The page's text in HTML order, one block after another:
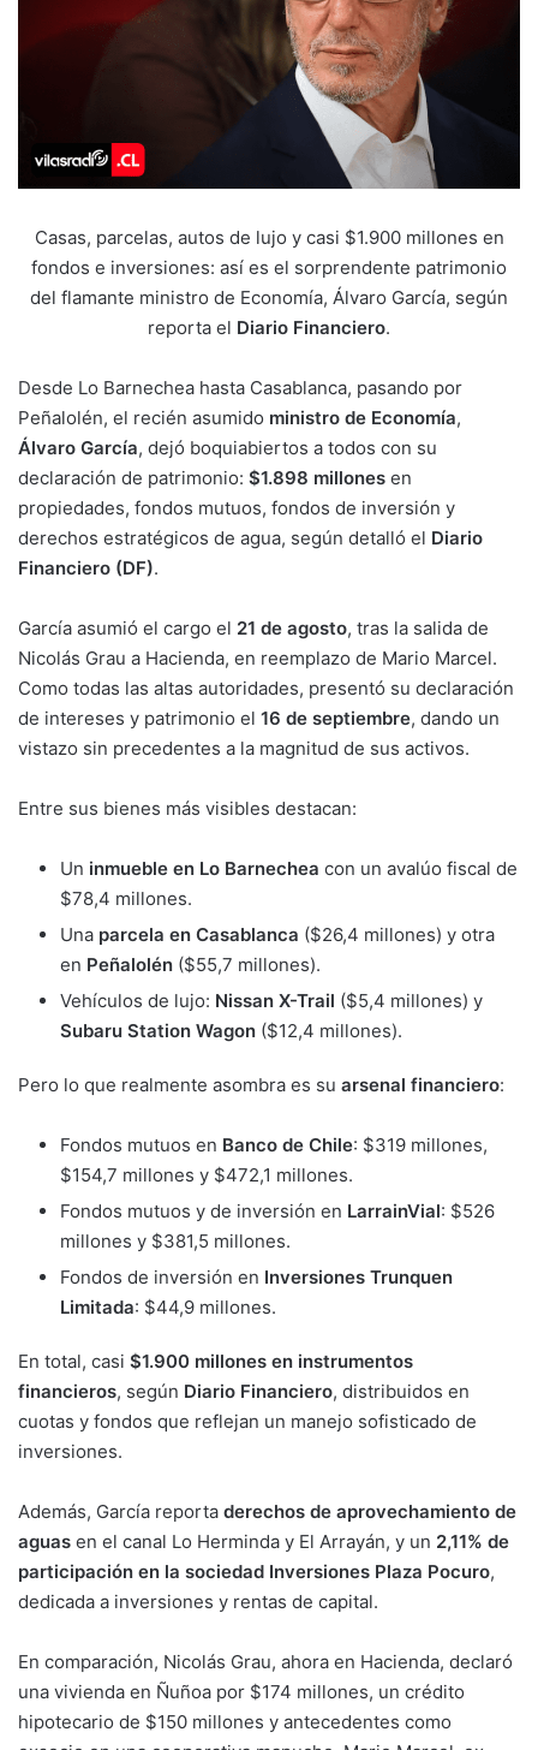
Casas, parcelas, autos de lujo y casi $1.900 millones en
fondos e inversiones: así es el sorprendente patrimonio
del flamante ministro de Economía, Álvaro García, según
reporta el Diario Financiero.
Desde Lo Barnechea hasta Casablanca, pasando por
Peñalolén, el recién asumido ministro de Economía,
Álvaro García, dejó boquiabiertos a todos con su
declaración de patrimonio: $1.898 millones en
propiedades, fondos mutuos, fondos de inversión y
derechos estratégicos de agua, según detalló el Diario
Financiero (DF).
García asumió el cargo el 21 de agosto, tras la salida de
Nicolás Grau a Hacienda, en reemplazo de Mario Marcel.
Como todas las altas autoridades, presentó su declaración
de intereses y patrimonio el 16 de septiembre, dando un
vistazo sin precedentes a la magnitud de sus activos.
Entre sus bienes más visibles destacan:
Un inmueble en Lo Barnechea con un avalúo fiscal de
$78,4 millones.
Una parcela en Casablanca ($26,4 millones) y otra
en Peñalolén ($55,7 millones).
Vehículos de lujo: Nissan X-Trail ($5,4 millones) y
Subaru Station Wagon ($12,4 millones).
Pero lo que realmente asombra es su arsenal financiero:
Fondos mutuos en Banco de Chile: $319 millones,
$154,7 millones y $472,1 millones.
Fondos mutuos y de inversión en LarrainVial: $526
millones y $381,5 millones.
Fondos de inversión en Inversiones Trunquen
Limitada: $44,9 millones.
En total, casi $1.900 millones en instrumentos
financieros, según Diario Financiero, distribuidos en
cuotas y fondos que reflejan un manejo sofisticado de
inversiones.
Además, García reporta derechos de aprovechamiento de
aguas en el canal Lo Herminda y El Arrayán, y un 2,11% de
participación en la sociedad Inversiones Plaza Pocuro,
dedicada a inversiones y rentas de capital.
En comparación, Nicolás Grau, ahora en Hacienda, declaró
una vivienda en Ñuñoa por $174 millones, un crédito
hipotecario de $150 millones y antecedentes como